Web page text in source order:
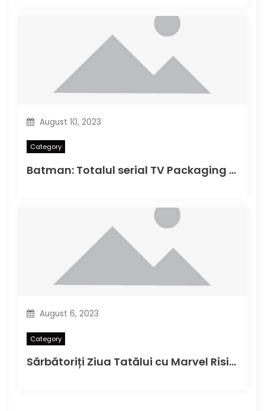
August 10, 2023
Category
Batman: Totalul serial TV Packaging Photos
August 6, 2023
Category
Sărbătoriți Ziua Tatălui cu Marvel Rising Alpha#1 în această duminică